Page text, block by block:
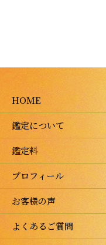
HOME
鑑定について
鑑定料
プロフィール
お客様の声
よくあるご質問